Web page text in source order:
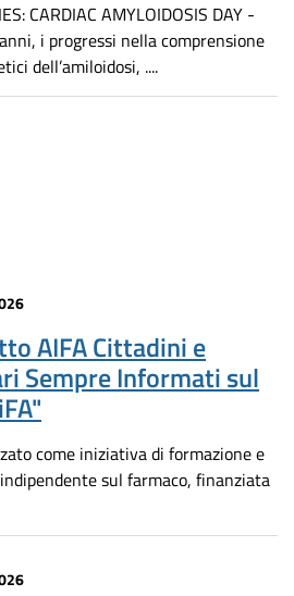
CARDIAC AMYLOIDOSIS DAY -
i progressi nella comprensione
dell’amiloidosi, ....
AIFA Cittadini e
Sempre Informati sul
come iniziativa di formazione e
sul farmaco, finanziata